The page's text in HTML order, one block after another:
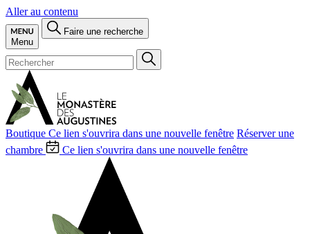
Aller au contenu
Menu
Faire une recherche
Boutique Ce lien s'ouvrira dans une nouvelle fenêtre Réserver une
chambre
Ce lien s'ouvrira dans une nouvelle fenêtre